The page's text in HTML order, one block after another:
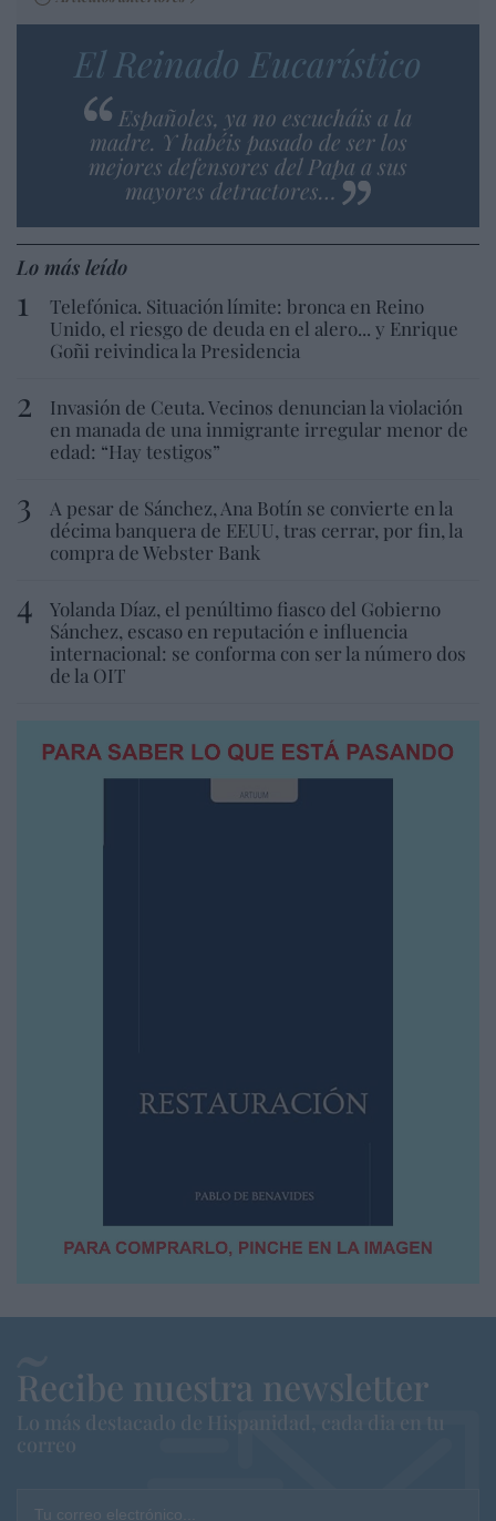
El Reinado Eucarístico
Españoles, ya no escucháis a la
madre. Y habéis pasado de ser los
mejores defensores del Papa a sus
mayores detractores…
Lo más leído
Telefónica. Situación límite: bronca en Reino
Unido, el riesgo de deuda en el alero... y Enrique
Goñi reivindica la Presidencia
Invasión de Ceuta. Vecinos denuncian la violación
en manada de una inmigrante irregular menor de
edad: “Hay testigos”
A pesar de Sánchez, Ana Botín se convierte en la
décima banquera de EEUU, tras cerrar, por fin, la
compra de Webster Bank
Yolanda Díaz, el penúltimo fiasco del Gobierno
Sánchez, escaso en reputación e influencia
internacional: se conforma con ser la número dos
de la OIT
Recibe nuestra newsletter
Lo más destacado de Hispanidad, cada dia en tu
correo
Tu correo electrónico...